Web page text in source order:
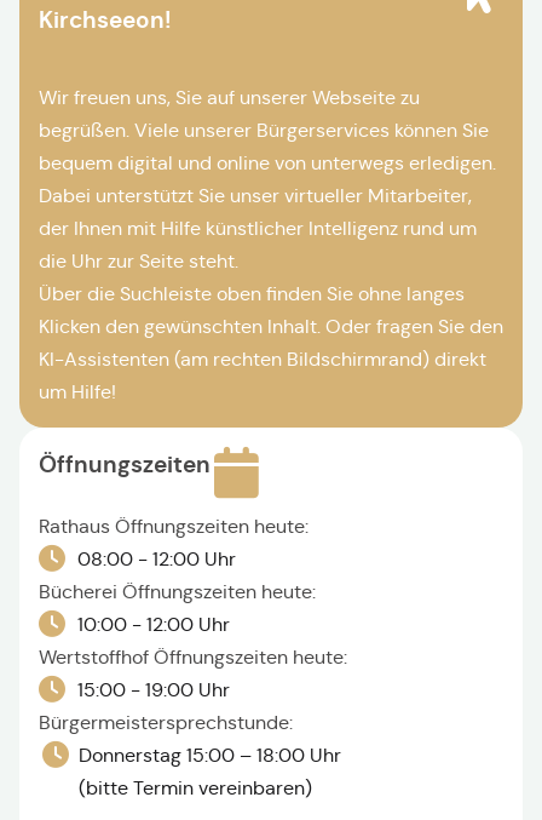
Kirchseeon!
Wir freuen uns, Sie auf unserer Webseite zu
begrüßen. Viele unserer Bürgerservices können Sie
bequem digital und online von unterwegs erledigen.
Dabei unterstützt Sie unser virtueller Mitarbeiter,
der Ihnen mit Hilfe künstlicher Intelligenz rund um
die Uhr zur Seite steht.
Über die Suchleiste oben finden Sie ohne langes
Klicken den gewünschten Inhalt. Oder fragen Sie den
KI-Assistenten (am rechten Bildschirmrand) direkt
um Hilfe!
Öffnungszeiten
Rathaus Öffnungszeiten heute:
08:00 - 12:00 Uhr
Bücherei Öffnungszeiten heute:
10:00 - 12:00 Uhr
Wertstoffhof Öffnungszeiten heute:
15:00 - 19:00 Uhr
Bürgermeistersprechstunde:
Donnerstag 15:00 – 18:00 Uhr
(bitte Termin vereinbaren)